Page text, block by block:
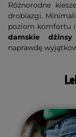
Różnorodne
drobiazgi.
poziom komfortu i
damskie dżinsy
naprawdę